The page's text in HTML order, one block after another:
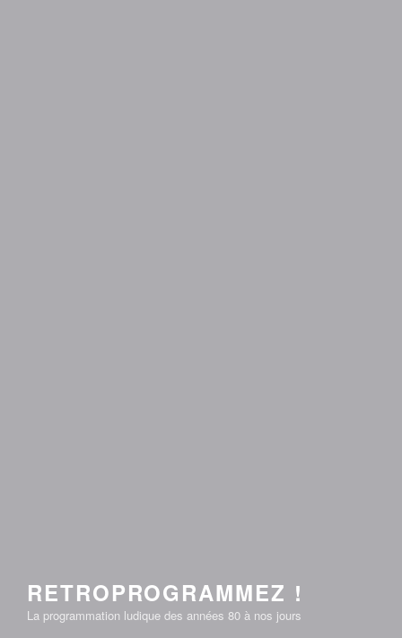
RETROPROGRAMMEZ !
La programmation ludique des années 80 à nos jours